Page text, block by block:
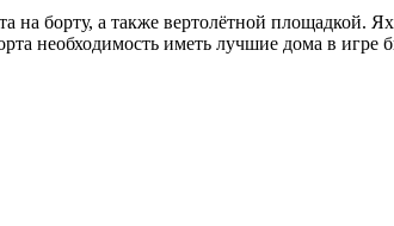
на борту, а также вертолётной
необходимость иметь лучшие дома в игре